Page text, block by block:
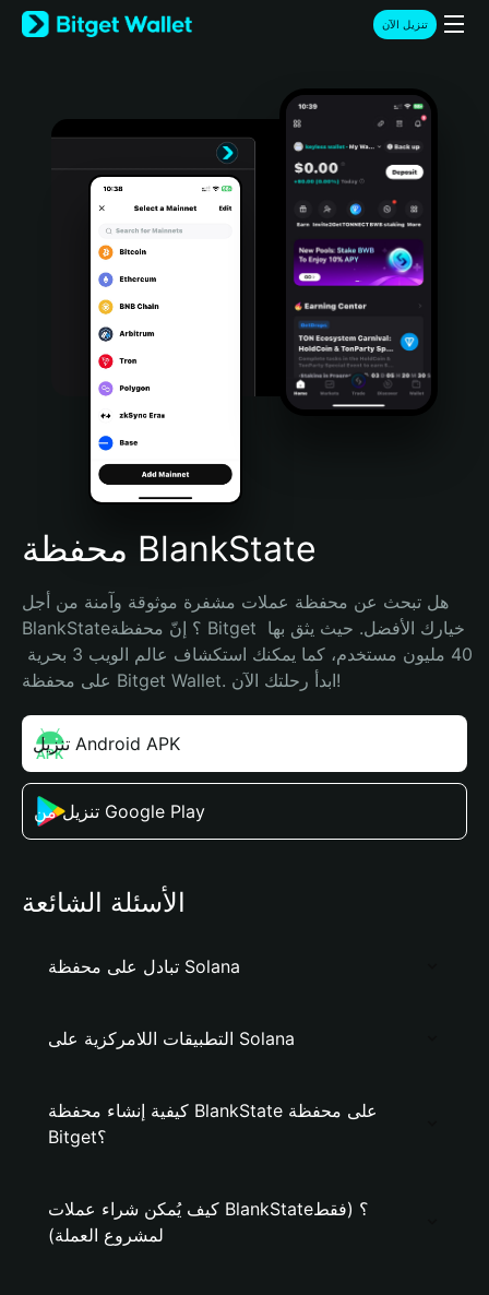
English
日本語
Türkçe
Português (Portugal)
Bahasa Indonesia
Português (Brasil)
Español (Argentina)
تنزيل الآن
محفظة BlankState
هل تبحث عن محفظة عملات مشفرة موثوقة وآمنة من أجل
BlankState؟ إنّ محفظة Bitget خيارك الأفضل. حيث يثق بها
على محفظة Bitget Wallet. ابدأ رحلتك الآن!
تنزيل Android APK
تنزيل من Google Play
الأسئلة الشائعة
تبادل على محفظة Solana
التطبيقات اللامركزية على Solana
كيفية إنشاء محفظة BlankState على محفظة
Bitget؟
كيف يُمكن شراء عملات BlankState؟ (فقط
لمشروع العملة)